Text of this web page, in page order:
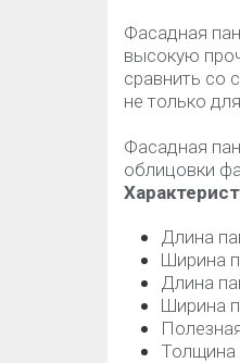
Фасадная
высокую
сравнить со
не только
Фасадная
облицовки
Длина
Ширина
Длина
Ширина
Толщина